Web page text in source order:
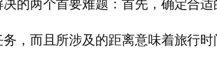
的两个首要难题：首先，确定合
，而且所涉及的距离意味着旅行时